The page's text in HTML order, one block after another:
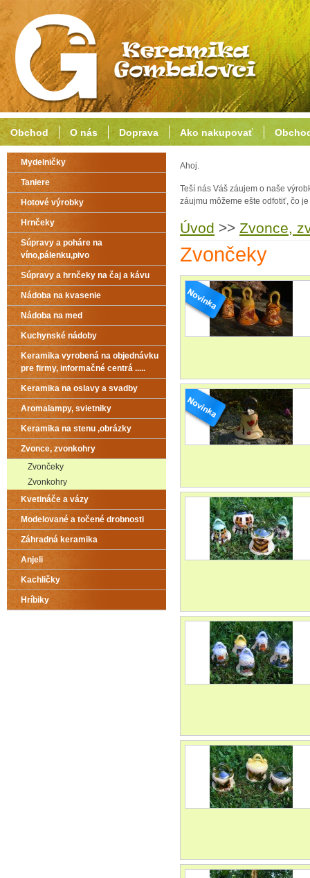
Ahoj.
Teší nás Váš záujem o naše
záujmu môžeme ešte odfotiť, čo
Úvod >> Zvonce,
Zvončeky
Mydelničky
Taniere
Hotové výrobky
Hrnčeky
Súpravy a poháre na
víno,pálenku,pivo
Súpravy a hrnčeky na čaj a kávu
Nádoba na kvasenie
Nádoba na med
Kuchynské nádoby
Keramika vyrobená na objednávku
pre firmy, informačné centrá .....
Keramika na oslavy a svadby
Aromalampy, svietniky
Keramika na stenu ,obrázky
Zvonce, zvonkohry
Zvončeky
Zvonkohry
Kvetináče a vázy
Modelované a točené drobnosti
Záhradná keramika
Anjeli
Kachličky
Hríbiky
Obchod O nás Doprava Ako nakupovať